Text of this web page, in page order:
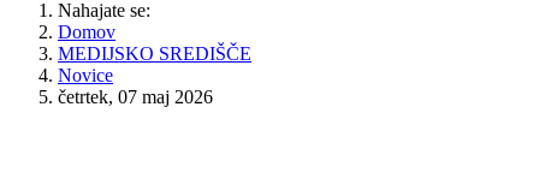
Nahajate se:
Domov
MEDIJSKO SREDIŠČE
Novice
četrtek, 07 maj 2026